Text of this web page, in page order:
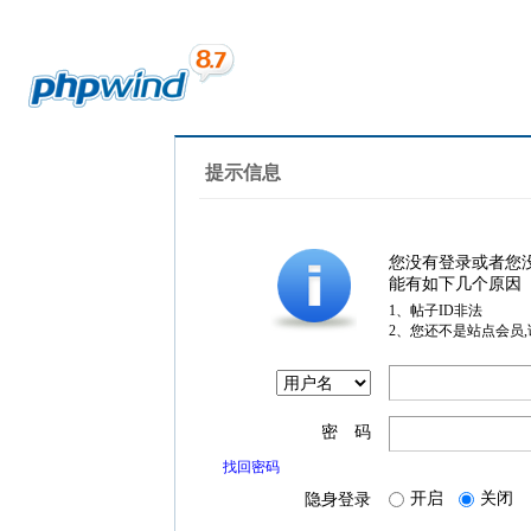
提示信息
您没有登录或者您
能有如下几个原因
1、帖子ID非法
2、您还不是站点会员
密 码
找回密码
隐身登录 开启 关闭